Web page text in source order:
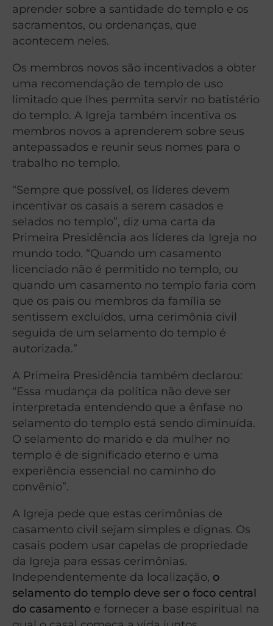
aprender sobre a santidade do templo e os
sacramentos, ou ordenanças, que
acontecem neles.
Os membros novos são incentivados a obter
uma recomendação de templo de uso
limitado que lhes permita servir no batistério
do templo. A Igreja também incentiva os
membros novos a aprenderem sobre seus
antepassados ​​e reunir seus nomes para o
trabalho no templo.
“Sempre que possível, os líderes devem
incentivar os casais a serem casados ​​e
selados no templo”, diz uma carta da
Primeira Presidência aos líderes da Igreja no
mundo todo. “Quando um casamento
licenciado não é permitido no templo, ou
quando um casamento no templo faria com
que os pais ou membros da família se
sentissem excluídos, uma cerimônia civil
seguida de um selamento do templo é
autorizada.”
A Primeira Presidência também declarou:
“Essa mudança da política não deve ser
interpretada entendendo que a ênfase no
selamento do templo está sendo diminuída.
O selamento do marido e da mulher no
templo é de significado eterno e uma
experiência essencial no caminho do
convênio”.
A Igreja pede que estas cerimônias de
casamento civil sejam simples e dignas. Os
casais podem usar capelas de propriedade
da Igreja para essas cerimônias.
Independentemente da localização, o
selamento do templo deve ser o foco central
do casamento e fornecer a base espiritual na